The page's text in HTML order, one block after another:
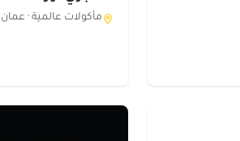
مأكولات عالمية · عمان